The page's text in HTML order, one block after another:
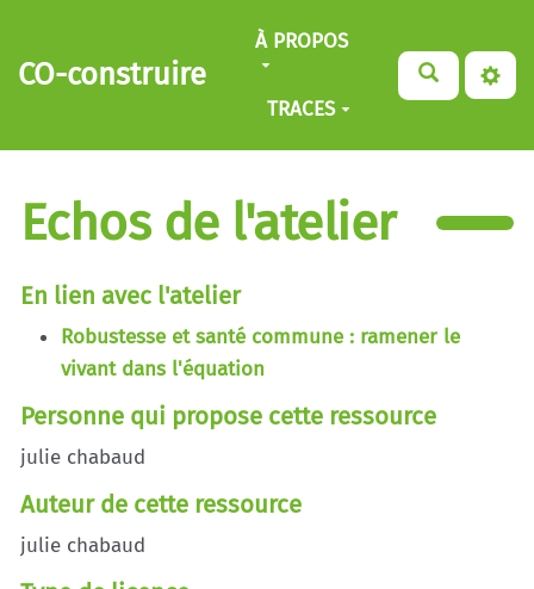
Aller au contenu principal
CO-construire
À PROPOS
TRACES
Echos de l'atelier
En lien avec l'atelier
Robustesse et santé commune : ramener le
vivant dans l'équation
Personne qui propose cette ressource
julie chabaud
Auteur de cette ressource
julie chabaud